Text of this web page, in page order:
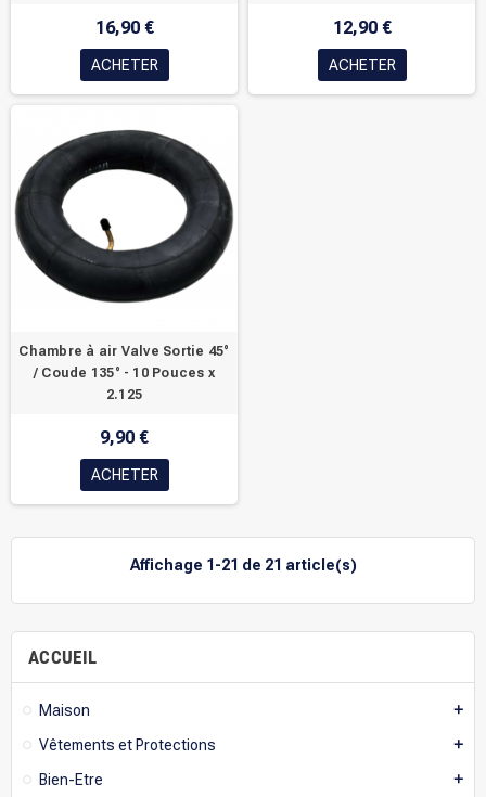
ACCUEIL
Maison add
Vêtements et Protections add
Bien-Etre add
16,90 €
ACHETER
12,90 €
ACHETER
Chambre à air Valve Sortie 45°
/ Coude 135° - 10 Pouces x
2.125
9,90 €
ACHETER
Affichage 1-21 de 21 article(s)